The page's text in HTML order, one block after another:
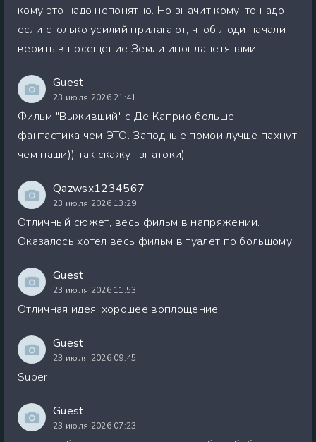
кому это надо непонятно. Но значит кому-то надо
если столько усилий прилагают, чтоб люди начали
верить в посещение Земли инопланетянами.
Guest
23 июля 2026 21:41
Фильм "Выживший" с Де Каприо больше
фантастика чем ЭТО. Заподные помои лучше пахнут
чем наши)) так скажут знатоки)
Qazwsx1234567
23 июля 2026 13:29
Отличный сюжет, весь фильм в напряжении.
Оказалось хотел весь фильм в туалет по большому.
Guest
23 июля 2026 11:53
Отличная идея, хорошее воплощение
Guest
23 июля 2026 09:45
Super
Guest
23 июля 2026 07:23